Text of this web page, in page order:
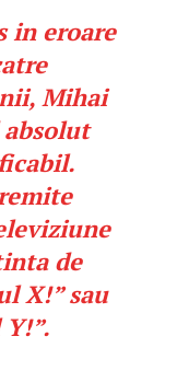
in eroare
Mihai
de
X!” sau